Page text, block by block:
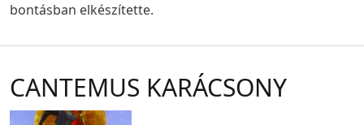
bontásban elkészítette.
CANTEMUS KARÁCSONY